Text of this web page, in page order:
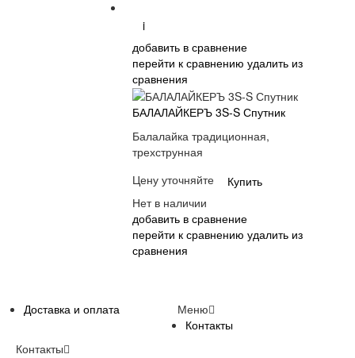
i
добавить в сравнение
перейти к сравнению удалить из
сравнения
БАЛАЛАЙКЕРЪ 3S-S Спутник
Балалайка традиционная,
трехструнная
Цену уточняйте
Купить
Нет в наличии
добавить в сравнение
перейти к сравнению удалить из
сравнения
Меню
Доставка и оплата
Контакты
Контакты